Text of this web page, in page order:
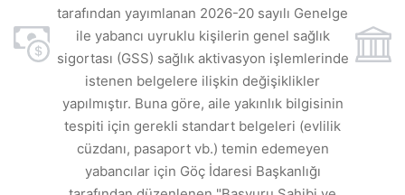
tarafından yayımlanan 2026-20 sayılı Genelge
ile yabancı uyruklu kişilerin genel sağlık
sigortası (GSS) sağlık aktivasyon işlemlerinde
istenen belgelere ilişkin değişiklikler
yapılmıştır. Buna göre, aile yakınlık bilgisinin
tespiti için gerekli standart belgeleri (evlilik
cüzdanı, pasaport vb.) temin edemeyen
yabancılar için Göç İdaresi Başkanlığı